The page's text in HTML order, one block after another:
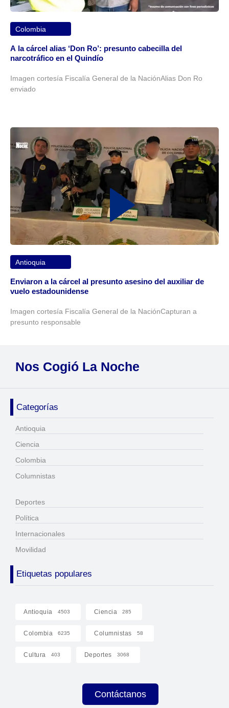
Colombia
A la cárcel alias ‘Don Ro’: presunto cabecilla del
narcotráfico en el Quindío
Imagen cortesía Fiscalía General de la NaciónAlias Don Ro
enviado
Antioquia
Enviaron a la cárcel al presunto asesino del auxiliar de
vuelo estadounidense
Imagen cortesía Fiscalía General de la NaciónCapturan a
presunto responsable
Nos Cogió La Noche
Categorías
Antioquia
Ciencia
Colombia
Columnistas
Deportes
Política
Internacionales
Movilidad
Etiquetas populares
Antioquia 4503 Ciencia 285
Colombia 6235 Columnistas 58
Cultura 403 Deportes 3068
Contáctanos